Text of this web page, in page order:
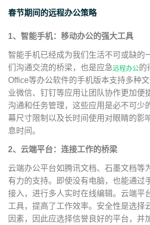
春节期间的远程办公策略
1、智能手机：移动办公的强大工具
智能手机已经成为我们生活不可或缺的
们沟通交流的桥梁，也是应急远程办公的
Office等办公软件的手机版本支持多种
业微信、钉钉等应用让团队协作更加便
沟通和任务管理，这些应用是必不可少
幕尺寸限制以及长时间使用对眼睛的影
息时间。
2、云端平台：连接工作的桥梁
云端办公平台如腾讯文档、石墨文档等
有力的支持。即使没有电脑，也能通过
接入，进行多人实时在线编辑。云端平
工具，提高了工作效率。安全性是选择
因素，因此应选择信誉良好的平台，并